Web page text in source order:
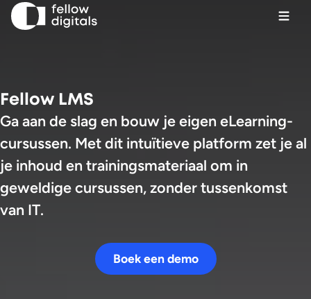
Ga naar de inhoud
Boek een demo
Fellow LMS
Ga aan de slag en bouw je eigen eLearning-
cursussen. Met dit intuïtieve platform zet je al
je inhoud en trainingsmateriaal om in
geweldige cursussen, zonder tussenkomst
van IT.
Boek een demo